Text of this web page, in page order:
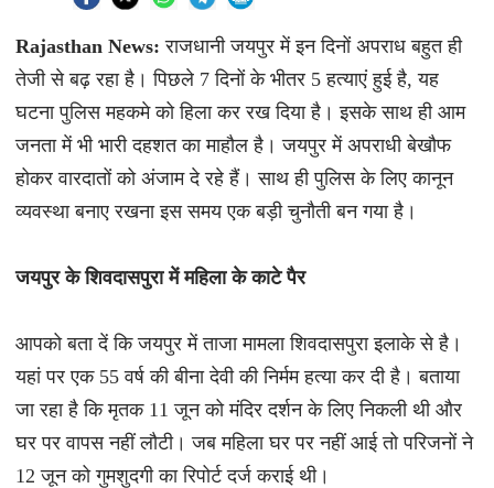
Rajasthan News:राजधानी जयपुर में इन दिनों अपराध बहुत ही
तेजी से बढ़ रहा है। पिछले 7 दिनों के भीतर 5 हत्याएं हुई है, यह
घटना पुलिस महकमे को हिला कर रख दिया है। इसके साथ ही आम
जनता में भी भारी दहशत का माहौल है। जयपुर में अपराधी बेखौफ
होकर वारदातों को अंजाम दे रहे हैं। साथ ही पुलिस के लिए कानून
व्यवस्था बनाए रखना इस समय एक बड़ी चुनौती बन गया है।
जयपुर के शिवदासपुरा में महिला के काटे पैर
आपको बता दें कि जयपुर में ताजा मामला शिवदासपुरा इलाके से है।
यहां पर एक 55 वर्ष की बीना देवी की निर्मम हत्या कर दी है। बताया
जा रहा है कि मृतक 11 जून को मंदिर दर्शन के लिए निकली थी और
घर पर वापस नहीं लौटी। जब महिला घर पर नहीं आई तो परिजनों ने
12 जून को गुमशुदगी का रिपोर्ट दर्ज कराई थी।